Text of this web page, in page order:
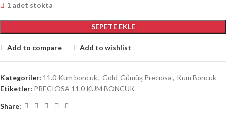
1 adet stokta
SEPETE EKLE
Add to compare Add to wishlist
Kategoriler: 11.0 Kum boncuk, Gold-Gümüş Precıosa, Kum Boncuk
Etiketler: PRECIOSA 11.0 KUM BONCUK
Share: